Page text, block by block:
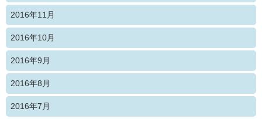
2016年11月
2016年10月
2016年9月
2016年8月
2016年7月